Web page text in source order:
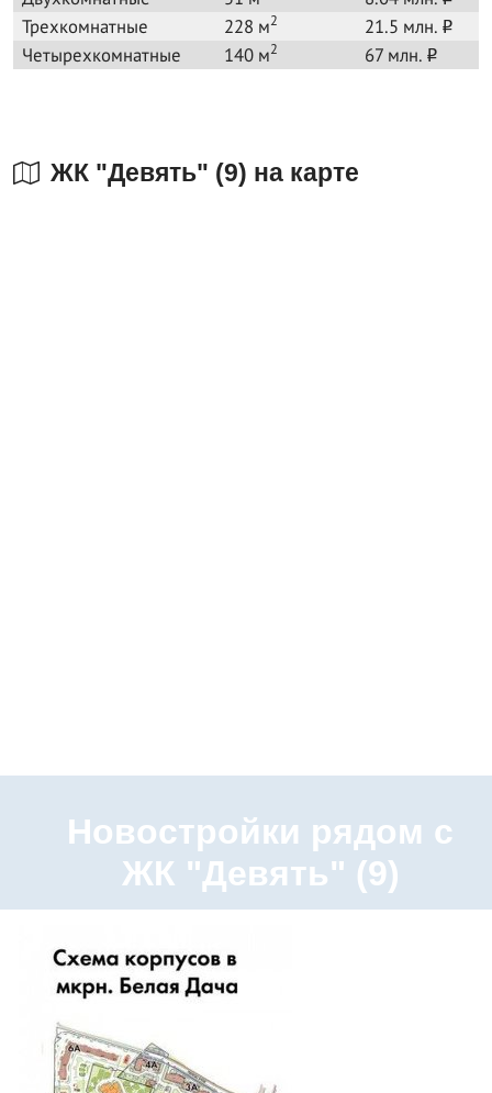
Трехкомнатные 228 м2 21.5 млн. o
Четырехкомнатные 140 м2 67 млн. o
ЖК "Девять" (9) на карте
Новостройки рядом с
ЖК "Девять" (9)